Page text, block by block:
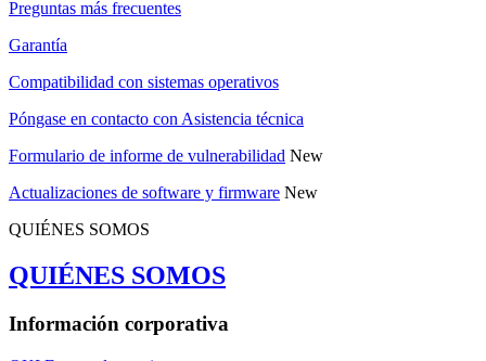
Preguntas más frecuentes
Garantía
Compatibilidad con sistemas operativos
Póngase en contacto con Asistencia técnica
Formulario de informe de vulnerabilidad New
Actualizaciones de software y firmware New
QUIÉNES SOMOS
QUIÉNES SOMOS
Información corporativa